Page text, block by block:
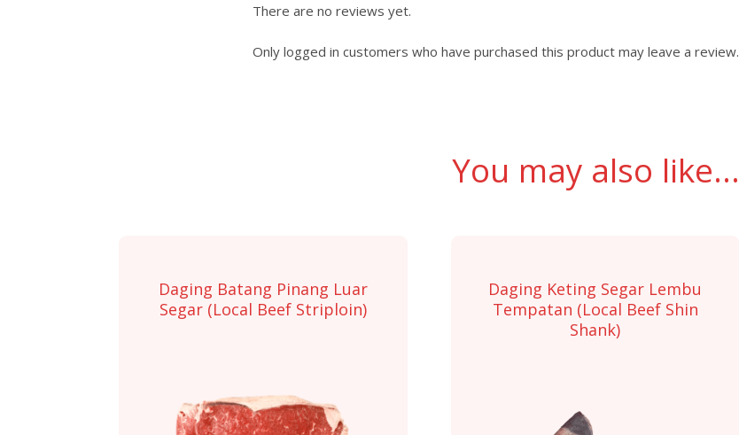
There are no reviews yet.
Only logged in customers who have purchased this product may leave a review.
You may also like…
Daging Batang Pinang Luar
Segar (Local Beef Striploin)
Daging Keting Segar Lembu
Tempatan (Local Beef Shin
Shank)